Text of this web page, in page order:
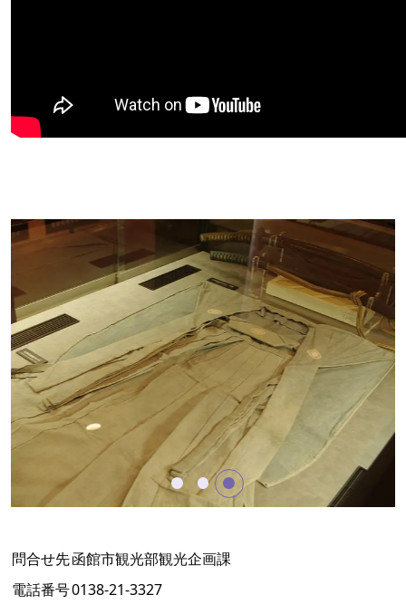
問合せ先函館市観光部観光企画課
電話番号0138-21-3327